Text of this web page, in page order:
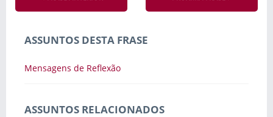
ASSUNTOS DESTA FRASE
Mensagens de Reflexão
ASSUNTOS RELACIONADOS